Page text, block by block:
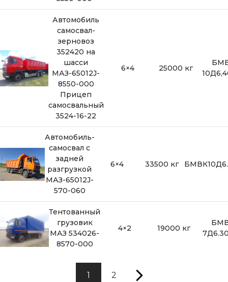
Автомобиль
самосвал-
зерновоз
352420 на
шасси
МАЗ-65012J-
8550-000
Прицеп
самосвальный
3524-16-22
6×4 25000 кг
Автомобиль-
самосвал с
задней
разгрузкой
МАЗ-65012J-
570-060
6×4 33500 кг
Тентованный
грузовик
МАЗ 534026-
8570-000
4×2 19000 кг
1 2